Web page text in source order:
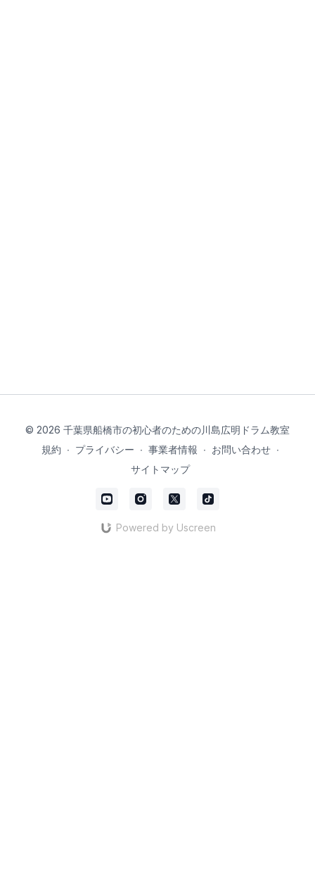
© 2026 千葉県船橋市の初心者のための川島広明ドラム教室
規約 ∙ プライバシー ∙ 事業者情報 ∙ お問い合わせ ∙
サイトマップ
Powered by Uscreen